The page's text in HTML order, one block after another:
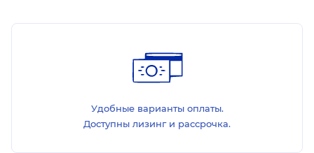
Удобные варианты оплаты.
Доступны лизинг и рассрочка.